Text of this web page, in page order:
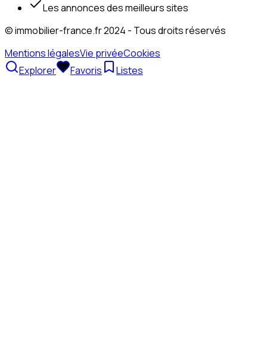
Les annonces des meilleurs sites
© immobilier-france.fr 2024 - Tous droits réservés
Mentions légalesVie privéeCookies
Explorer
Favoris Listes